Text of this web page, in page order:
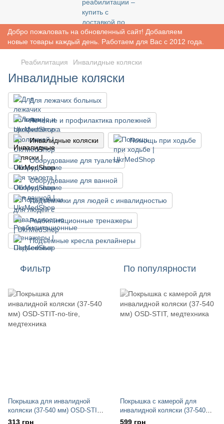
Добро пожаловать на обновленный сайт! Добавляем
новые товары каждый день. Работаем для Вас с 2012 года.
Реабилитация Инвалидные коляски
Инвалидные коляски
Для лежачих больных
Лечение и профилактика пролежней
Инвалидные коляски Помощь при ходьбе
Оборудование для туалета
Оборудование для ванной
Подъемники для людей с инвалидностью
Реабилитационные тренажеры
Подъемные кресла реклайнеры
Фильтр По популярности
Покрышка для инвалидной
коляски (37-540 мм) OSD-STIT-
no-tire
313 грн
Покрышка с камерой для
инвалидной коляски (37-540
мм) OSD-STIT
599 грн